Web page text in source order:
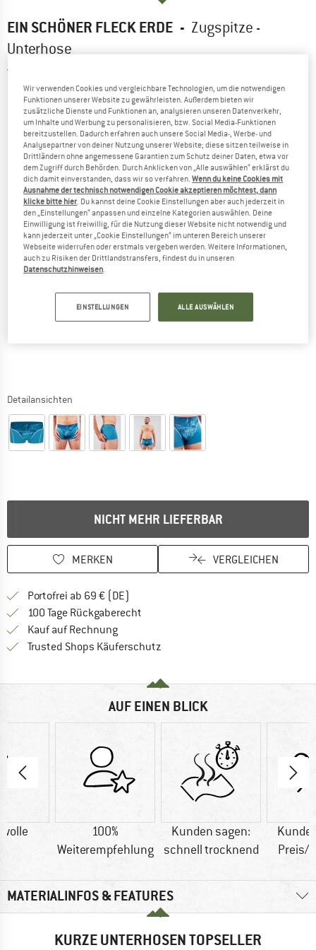
EIN SCHÖNER FLECK ERDE - Zugspitze -
Unterhose
Detailansichten
NICHT MEHR LIEFERBAR
MERKEN VERGLEICHEN
Portofrei ab 69 € (DE)
100 Tage Rückgaberecht
Kauf auf RechnungFinde die Zahlungs-Infos hier! Öffnet
Trusted Shops Käuferschutz
AUF EINEN BLICK
100%
Weiterempfehlung
Kunden sagen:
schnell trocknend
Preis/
MATERIALINFOS & FEATURES
KURZE UNTERHOSEN TOPSELLER
Wir verwenden Cookies und vergleichbare Technologien, um die notwendigen
Funktionen unserer Website zu gewährleisten. Außerdem bieten wir
zusätzliche Dienste und Funktionen an, analysieren unseren Datenverkehr,
um Inhalte und Werbung zu personalisieren, bzw. Social Media-Funktionen
bereitzustellen. Dadurch erfahren auch unsere Social Media-, Werbe- und
Analysepartner von deiner Nutzung unserer Website; diese sitzen teilweise in
Drittländern ohne angemessene Garantien zum Schutz deiner Daten, etwa vor
dem Zugriff durch Behörden. Durch Anklicken von „Alle auswählen“ erklärst du
dich damit einverstanden, dass wir so verfahren.Wenn du keine Cookies mit
Ausnahme der technisch notwendigen Cookie akzeptieren möchtest, dann
klicke bitte hier. Du kannst deine Cookie Einstellungen aber auch jederzeit in
den „Einstellungen“ anpassen und einzelne Kategorien auswählen. Deine
Einwilligung ist freiwillig, für die Nutzung dieser Website nicht notwendig und
kann jederzeit unter „Cookie Einstellungen“ im unteren Bereich unserer
Webseite widerrufen oder erstmals vergeben werden. Weitere Informationen,
auch zu Risiken der Drittlandstransfers, findest du in unseren
Datenschutzhinweisen.
EINSTELLUNGEN ALLE AUSWÄHLEN